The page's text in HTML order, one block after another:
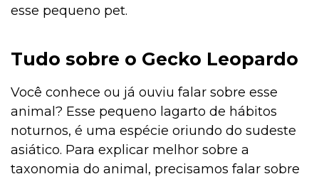
esse pequeno pet.
Tudo sobre o Gecko Leopardo
Você conhece ou já ouviu falar sobre esse
animal? Esse pequeno lagarto de hábitos
noturnos, é uma espécie oriundo do sudeste
asiático. Para explicar melhor sobre a
taxonomia do animal, precisamos falar sobre